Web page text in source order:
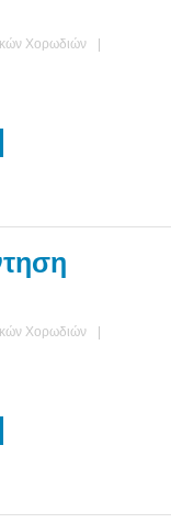
Χορωδιών
|
Χορωδιών
|